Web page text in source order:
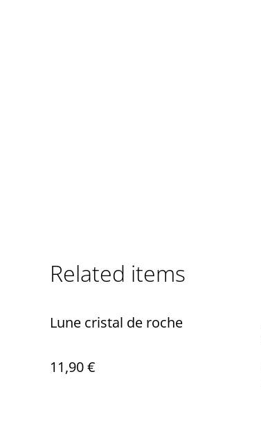
Related items
Lune cristal de roche
11,90 €